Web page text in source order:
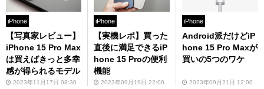
iPhone
【写真家レビュー】
iPhone 15 Pro Max
は買えばきっと多幸
感が得られるモデル
2023年11月17日 08:30
iPhone
【実機レポ】買った
直後に満足できるiP
hone 15 Proの便利
機能
2023年09月19日 22:00
iPhone
Android派だけどiP
hone 15 Pro Maxが
買いの5つのワケ
2023年09月21日 12:00